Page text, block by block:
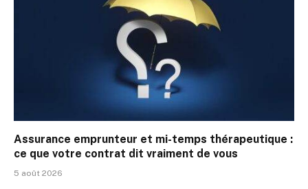
Assurance emprunteur et mi-temps thérapeutique :
ce que votre contrat dit vraiment de vous
5 août 2026